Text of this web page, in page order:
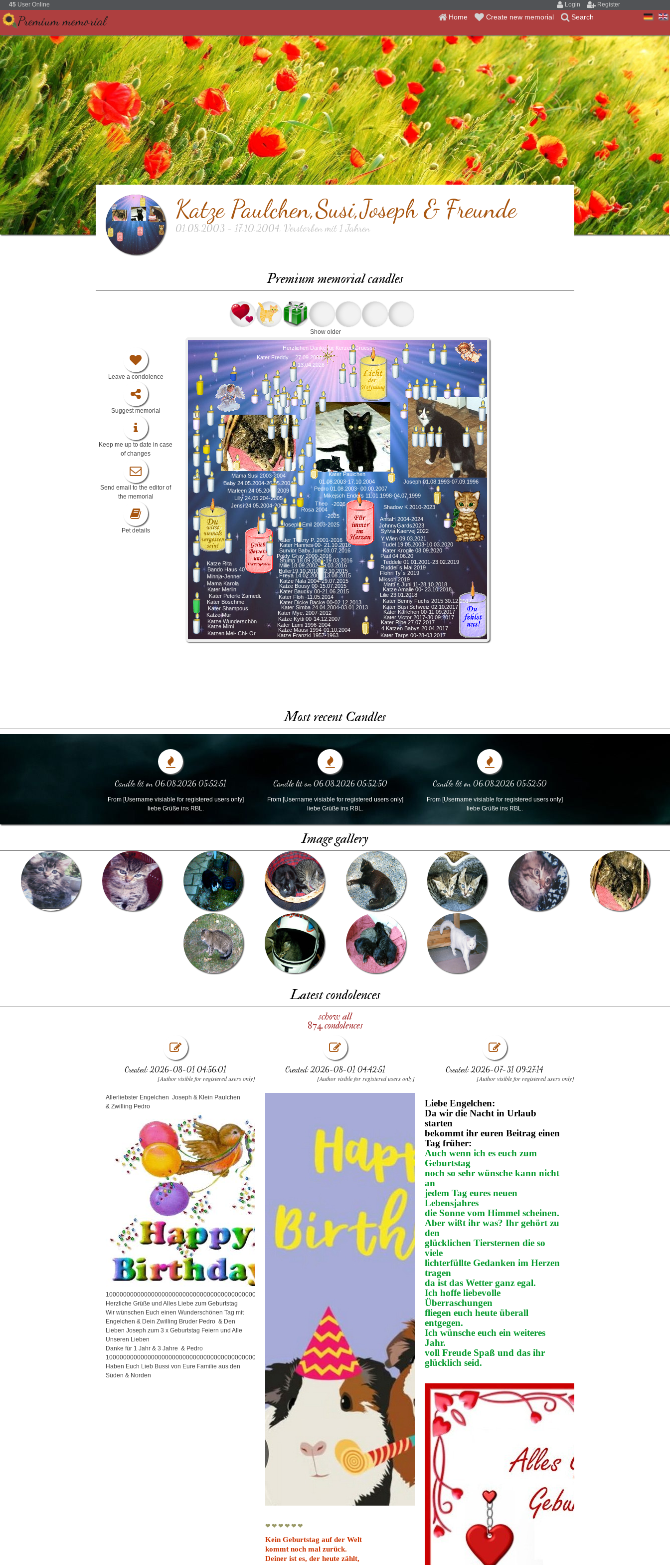
45 User Online Login Register
Premium memorial Home Create new memorial Search
Katze Paulchen,Susi,Joseph & Freunde
01.08.2003 - 17.10.2004, Verstorben mit 1 Jahren
Premium memorial candles
Show older
Leave a condolence
Suggest memorial
Keep me up to date in case
of changes
Send email to the editor of
the memorial
Pet details
Kater Paulchen
01.08.2003-17.10.2004
Kater Lumi 1996-2004
Kater Mye. 2007-2012
Kater Floh -11.05.2014
Katze Kytti 00-14.12.2007
Katze Mausi 1994-01.10.2004
Buller19.10.2010-22.10.2015
Katze Mimi
Kater Böschme
Kater Baucky 00-21.06.2015
Katze Bousy 00-15.07.2015
Katze Nala 2004-29.07.2015
Freya 14.02.2009-13.08.2015
Kater Dicke Backe 00-02.12.2013
Kater Shampous
Katze Mur
Kater Simba 24.04.2004-03.01.2013
Mille 18.09.2002-19.03.2016
Stump 18.09.2003-19.03.2016
Poldy Gray 2000-2016
Survior Baby,Juni-03.07.2016
Kater Hannes 00- 21.10.2016
Kater Peterle Zamedi.
Katze Franzki 1957-1963 Kater Tarps 00-28-03.2017
4 Katzen Babys 20.04.2017
Kater Ribe 27.07.2017
Kater Karlchen 00-11.09.2017
Kater Victor 2017-30.09.2017
Kater Büsi Schweiz 02.10.2017
Katzen Mel- Chi- Or.
Kater Benny Fuchs 2015 30.12.2017
Lilie 23.01.2018
Katze Amalie 00- 23.10.2018
Matti´s Juni 11-28.10.2018
Ruddel´s Mai 2019
Flohri Ty´s 2019
Miksch 2019
Teddele 01.01.2001-23.02.2019
Tudel 19.05.2003-10.03.2020
Joseph 01.08.1993-07.09.1996
Mikejsch Enders 11.01.1998-04.07.1999
Pedro 01.08.2003- 00.00.2007
Katze Wunderschön
Mama Susi 2003-2004
Baby 24.05.2004-26.05.2004
Marleen 24.05.2004-2009
Lilly 24.05.204-2005
Jensi 24.05.2004-2006
Paul 04.06.20
Katze Rita
Minnja-Jenner
Kater Timmy P. 2001-2016
Sylvia Kaervej 2022
Shadow K 2010-2023
Herzlichen Danke für Kerzen Gruesse
Y Wien 09.03.2021
Kater Krogile 08.09.2020
Kater Merlin
Mama Karola
Bando Haus 40
AnitaH 2004-2024
JohnnyGards2023
Joseph-Emil 2003-2025
Rosa 2004
-2025
-2026
Theo
Kater Freddy
27.09.2008
-13.04.2026
Most recent Candles
Candle lit on 06.08.2026 05:52:51
From [Username visiable for registered users only]
liebe Grüße ins RBL.
Candle lit on 06.08.2026 05:52:50
From [Username visiable for registered users only]
liebe Grüße ins RBL.
Candle lit on 06.08.2026 05:52:50
From [Username visiable for registered users only]
liebe Grüße ins RBL.
Image gallery
Latest condolences
schow all
874 condolences
Created: 2026-08-01 04:56:01
[Author visible for registered users only]
Allerliebster Engelchen Joseph & Klein Paulchen
& Zwilling Pedro
10000000000000000000000000000000000000000000000000000000000000
Herzliche Grüße und Alles Liebe zum Geburtstag
Wir wünschen Euch einen Wunderschönen Tag mit
Engelchen & Dein Zwilling Bruder Pedro & Den
Lieben Joseph zum 3 x Geburtstag Feiern und Alle
Unseren Lieben
Danke für 1 Jahr & 3 Jahre & Pedro
10000000000000000000000000000000000000000000000000000000000
Haben Euch Lieb Bussi von Eure Familie aus den
Süden & Norden
Created: 2026-08-01 04:42:51
[Author visible for registered users only]
❤ ❤ ❤ ❤ ❤ ❤
Kein Geburtstag auf der Welt
kommt noch mal zurück.
Deiner ist es, der heute zählt,
Created: 2026-07-31 09:27:14
[Author visible for registered users only]
Liebe Engelchen:
Da wir die Nacht in Urlaub
starten
bekommt ihr euren Beitrag einen
Tag früher:
Auch wenn ich es euch zum
Geburtstag
noch so sehr wünsche kann nicht
an
jedem Tag eures neuen
Lebensjahres
die Sonne vom Himmel scheinen.
Aber wißt ihr was? Ihr gehört zu
den
glücklichen Tiersternen die so
viele
lichterfüllte Gedanken im Herzen
tragen
da ist das Wetter ganz egal.
Ich hoffe liebevolle
Überraschungen
fliegen euch heute überall
entgegen.
Ich wünsche euch ein weiteres
Jahr.
voll Freude Spaß und das ihr
glücklich seid.